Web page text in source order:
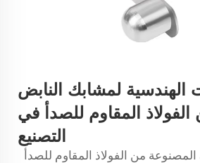
الهندسية لمشابك النابض
المقاوم للصدأ في
التصنيع
من الفولاذ المقاوم للصدأ